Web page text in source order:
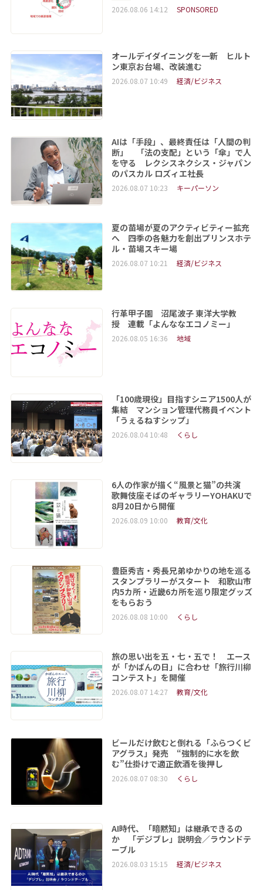
2026.08.06 14:12 SPONSORED
オールデイダイニングを一新 ヒルト
ン東京お台場、改装進む
2026.08.07 10:49 経済/ビジネス
AIは「手段」、最終責任は「人間の判
断」 「法の支配」という「傘」で人
を守る レクシスネクシス・ジャパン
のパスカル ロズィエ社長
2026.08.07 10:23 キーパーソン
夏の苗場が夏のアクティビティー拡充
へ 四季の各魅力を創出プリンスホテ
ル・苗場スキー場
2026.08.07 10:21 経済/ビジネス
行革甲子園 沼尾波子 東洋大学教
授 連載「よんななエコノミー」
2026.08.05 16:36 地域
「100歳現役」目指すシニア1500人が
集結 マンション管理代務員イベント
「うぇるねすシップ」
2026.08.04 10:48 くらし
6人の作家が描く“風景と猫”の共演
歌舞伎座そばのギャラリーYOHAKUで
8月20日から開催
2026.08.09 10:00 教育/文化
豊臣秀吉・秀長兄弟ゆかりの地を巡る
スタンプラリーがスタート 和歌山市
内5カ所・近畿6カ所を巡り限定グッズ
をもらおう
2026.08.08 10:00 くらし
旅の思い出を五・七・五で！ エース
が「かばんの日」に合わせ「旅行川柳
コンテスト」を開催
2026.08.07 14:27 教育/文化
ビールだけ飲むと倒れる「ふらつくビ
アグラス」発売 “強制的に水を飲
む”仕掛けで適正飲酒を後押し
2026.08.07 08:30 くらし
AI時代、「暗黙知」は継承できるの
か 「デジブレ」説明会／ラウンドテ
ーブル
2026.08.03 15:15 経済/ビジネス